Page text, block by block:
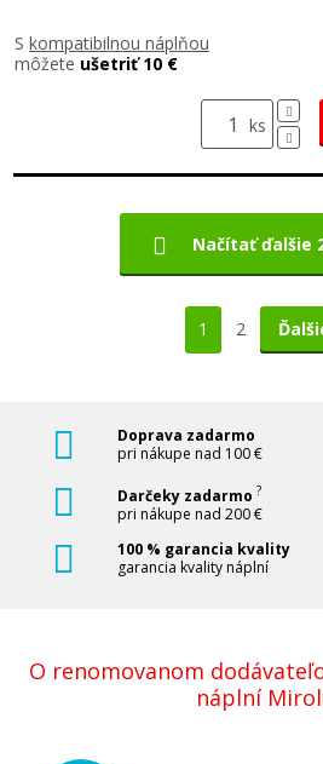
S kompatibilnou náplňou
môžete ušetriť 10 €
ks
1 2
Načítať ďalšie
Doprava zadarmo
pri nákupe nad 100 €
Darčeky zadarmo ?
pri nákupe nad 200 €
100 % garancia kvality
garancia kvality náplní
O renomovanom
náplní